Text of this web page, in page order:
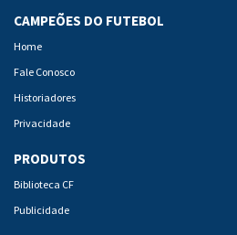
CAMPEÕES DO FUTEBOL
Home
Fale Conosco
Historiadores
Privacidade
PRODUTOS
Biblioteca CF
Publicidade